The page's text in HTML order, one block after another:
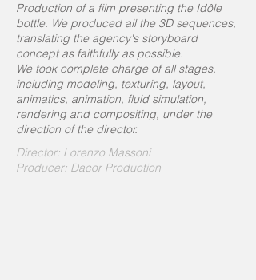
Production of a film presenting the Idôle
bottle. We produced all the 3D sequences,
translating the agency's storyboard
concept as faithfully as possible.
We took complete charge of all stages,
including modeling, texturing, layout,
animatics, animation, fluid simulation,
rendering and compositing, under the
direction of the director.
Director: Lorenzo Massoni
Producer: Dacor Production